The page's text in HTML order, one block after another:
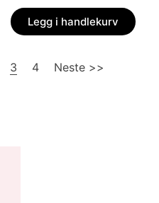
Legg i handlekurv
3 4 Neste >>